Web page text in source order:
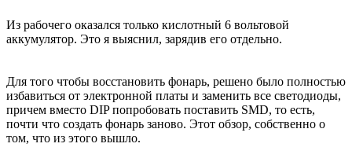
Из рабочего оказался только кислотный 6 вольтовой
аккумулятор. Это я выяснил, зарядив его отдельно.
Для того чтобы восстановить фонарь, решено было полностью
избавиться от электронной платы и заменить все светодиоды,
причем вместо DIP попробовать поставить SMD, то есть,
почти что создать фонарь заново. Этот обзор, собственно о
том, что из этого вышло.